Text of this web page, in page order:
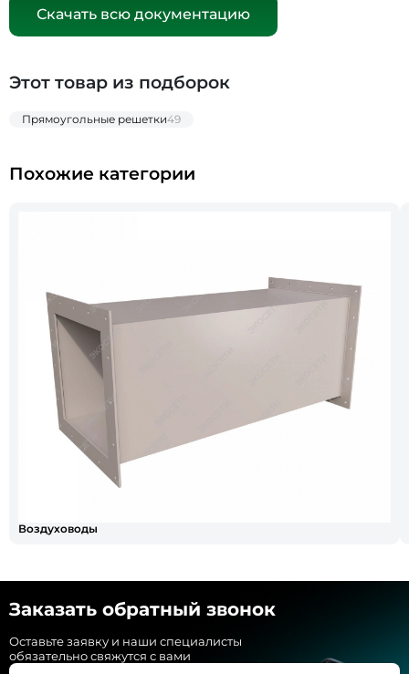
Скачать всю документацию
Этот товар из подборок
Прямоугольные решетки49
Похожие категории
Воздуховоды
Заказать обратный звонок
Оставьте заявку и наши специалисты
обязательно свяжутся с вами